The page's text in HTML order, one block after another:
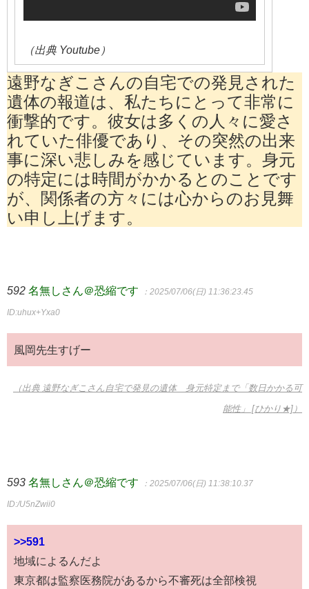
（出典 Youtube）
遠野なぎこさんの自宅での発見された
遺体の報道は、私たちにとって非常に
衝撃的です。彼女は多くの人々に愛さ
れていた俳優であり、その突然の出来
事に深い悲しみを感じています。身元
の特定には時間がかかるとのことです
が、関係者の方々には心からのお見舞
い申し上げます。
592 名無しさん＠恐縮です ：2025/07/06(日) 11:36:23.45
ID:uhux+Yxa0
風岡先生すげー
（出典 遠野なぎこさん自宅で発見の遺体 身元特定まで「数日かかる可
能性」 [ひかり★]）
593 名無しさん＠恐縮です ：2025/07/06(日) 11:38:10.37
ID:/U5nZwii0
>>591
地域によるんだよ
東京都は監察医務院があるから不審死は全部検視